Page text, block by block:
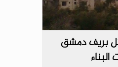
بريف دمشق